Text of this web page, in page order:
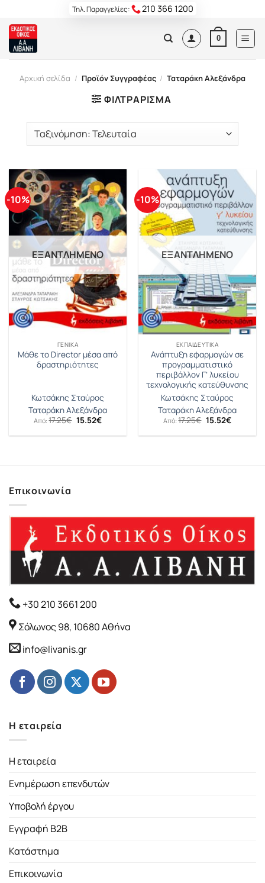
content
Τηλ. Παραγγελίες: 210 366 1200
0
Αρχική σελίδα / Προϊόν Συγγραφέας / Ταταράκη Αλεξάνδρα
ΦΙΛΤΡΆΡΙΣΜΑ
-10%
ΕΞΑΝΤΛΗΜΈΝΟ
ΓΕΝΙΚΆ
Μάθε το Director μέσα από
δραστηριότητες
Κωτσάκης Σταύρος
Ταταράκη Αλεξάνδρα
Από:17.25€ Original
price
was:
15.52€Η
τιμή
-10%
ΕΞΑΝΤΛΗΜΈΝΟ
ΕΚΠΑΙΔΕΥΤΙΚΆ
Ανάπτυξη εφαρμογών σε
προγραμματιστικό
περιβάλλον Γ’ λυκείου
τεχνολογικής κατεύθυνσης
Κωτσάκης Σταύρος
Ταταράκη Αλεξάνδρα
Από:17.25€ Original
price
was:
15.52€Η
τιμή
Επικοινωνία
+30 210 3661 200
Σόλωνος 98, 10680 Αθήνα
info@livanis.gr
Η εταιρεία
Η εταιρεία
Ενημέρωση επενδυτών
Υποβολή έργου
Εγγραφή B2B
Κατάστημα
Επικοινωνία